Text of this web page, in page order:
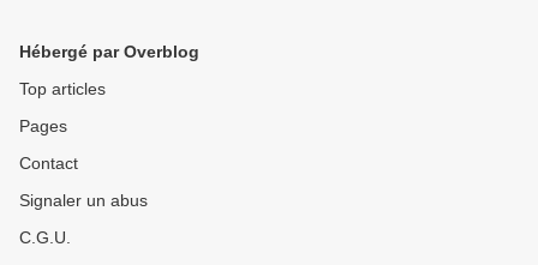
Hébergé par Overblog
Top articles
Pages
Contact
Signaler un abus
C.G.U.